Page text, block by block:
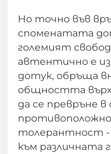
Но точно във
споменатата
големият
автентично е
дотук, обръща
общността
да се превръне в
толерантност
към различната